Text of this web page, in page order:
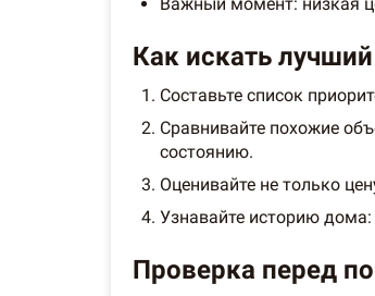
Как искать
Составьте список
Сравнивайте похожие
состоянию.
Оценивайте не только
Узнавайте историю
Проверка перед